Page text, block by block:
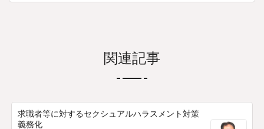
関連記事
求職者等に対するセクシュアルハラスメント対策
義務化